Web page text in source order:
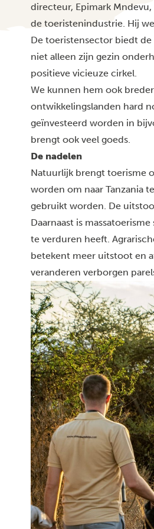
directeur, Epimark
de toeristenindustrie. Hij
De toeristensector biedt de
niet alleen zijn gezin
positieve vicieuze cirkel.
We kunnen hem ook
ontwikkelingslanden hard
geïnvesteerd worden in
brengt ook veel goeds.
De nadelen
Natuurlijk brengt toerisme
worden om naar Tanzania
gebruikt worden. De
Daarnaast is
te verduren heeft.
betekent meer uitstoot en
veranderen verborgen